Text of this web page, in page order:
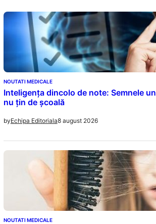
NOUTATI MEDICALE
Inteligența dincolo de note: Semnele
nu țin de școală
byEchipa Editoriala8 august 2026
NOUTATI MEDICALE